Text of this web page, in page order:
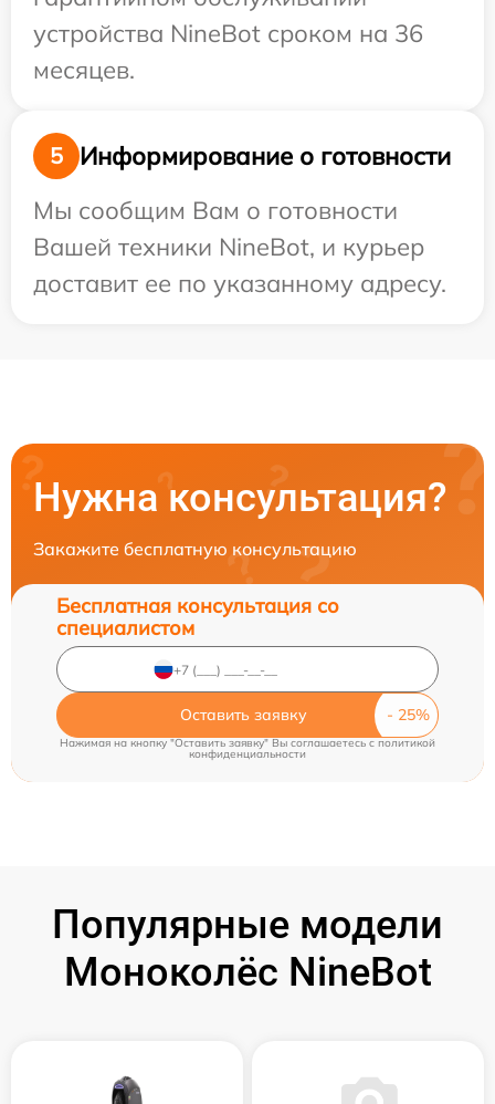
устройства NineBot сроком на 36
месяцев.
5
Информирование о готовности
Мы сообщим Вам о готовности
Вашей техники NineBot, и курьер
доставит ее по указанному адресу.
Нужна консультация?
Закажите бесплатную консультацию
Бесплатная консультация со
специалистом
Оставить заявку
Нажимая на кнопку "Оставить заявку" Вы соглашаетесь c политикой
конфиденциальности
Популярные модели
Моноколёс NineBot